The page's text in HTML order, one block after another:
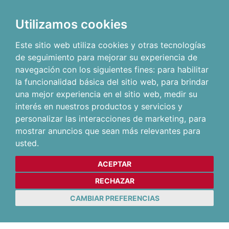
Utilizamos cookies
Este sitio web utiliza cookies y otras tecnologías
de seguimiento para mejorar su experiencia de
navegación con los siguientes fines: para habilitar
la funcionalidad básica del sitio web, para brindar
una mejor experiencia en el sitio web, medir su
interés en nuestros productos y servicios y
personalizar las interacciones de marketing, para
mostrar anuncios que sean más relevantes para
usted.
ACEPTAR
RECHAZAR
CAMBIAR PREFERENCIAS